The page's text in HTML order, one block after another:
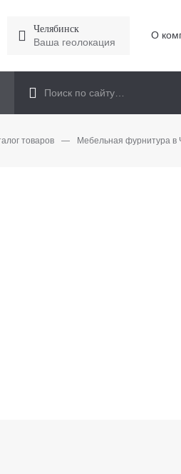
Челябинск
Ваша геолокация
О
товаров — Мебельная фурнитура в